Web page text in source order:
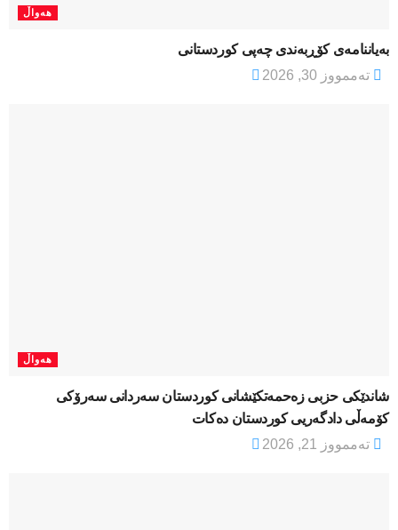
هەواڵ
بەیاننامەی کۆڕبەندی چەپی کوردستانی
تەممووز 30, 2026
هەواڵ
شاندێکی حزبی زەحمەتکێشانی کوردستان سەردانی سەرۆکی
کۆمەڵی دادگەریی کوردستان دەکات
تەممووز 21, 2026